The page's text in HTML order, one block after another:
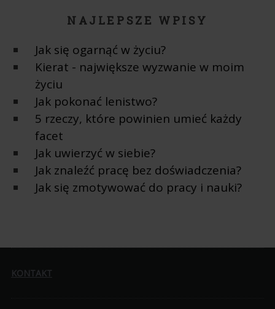
NAJLEPSZE WPISY
Jak się ogarnąć w życiu?
Kierat - największe wyzwanie w moim
życiu
Jak pokonać lenistwo?
5 rzeczy, które powinien umieć każdy
facet
Jak uwierzyć w siebie?
Jak znaleźć pracę bez doświadczenia?
Jak się zmotywować do pracy i nauki?
KONTAKT